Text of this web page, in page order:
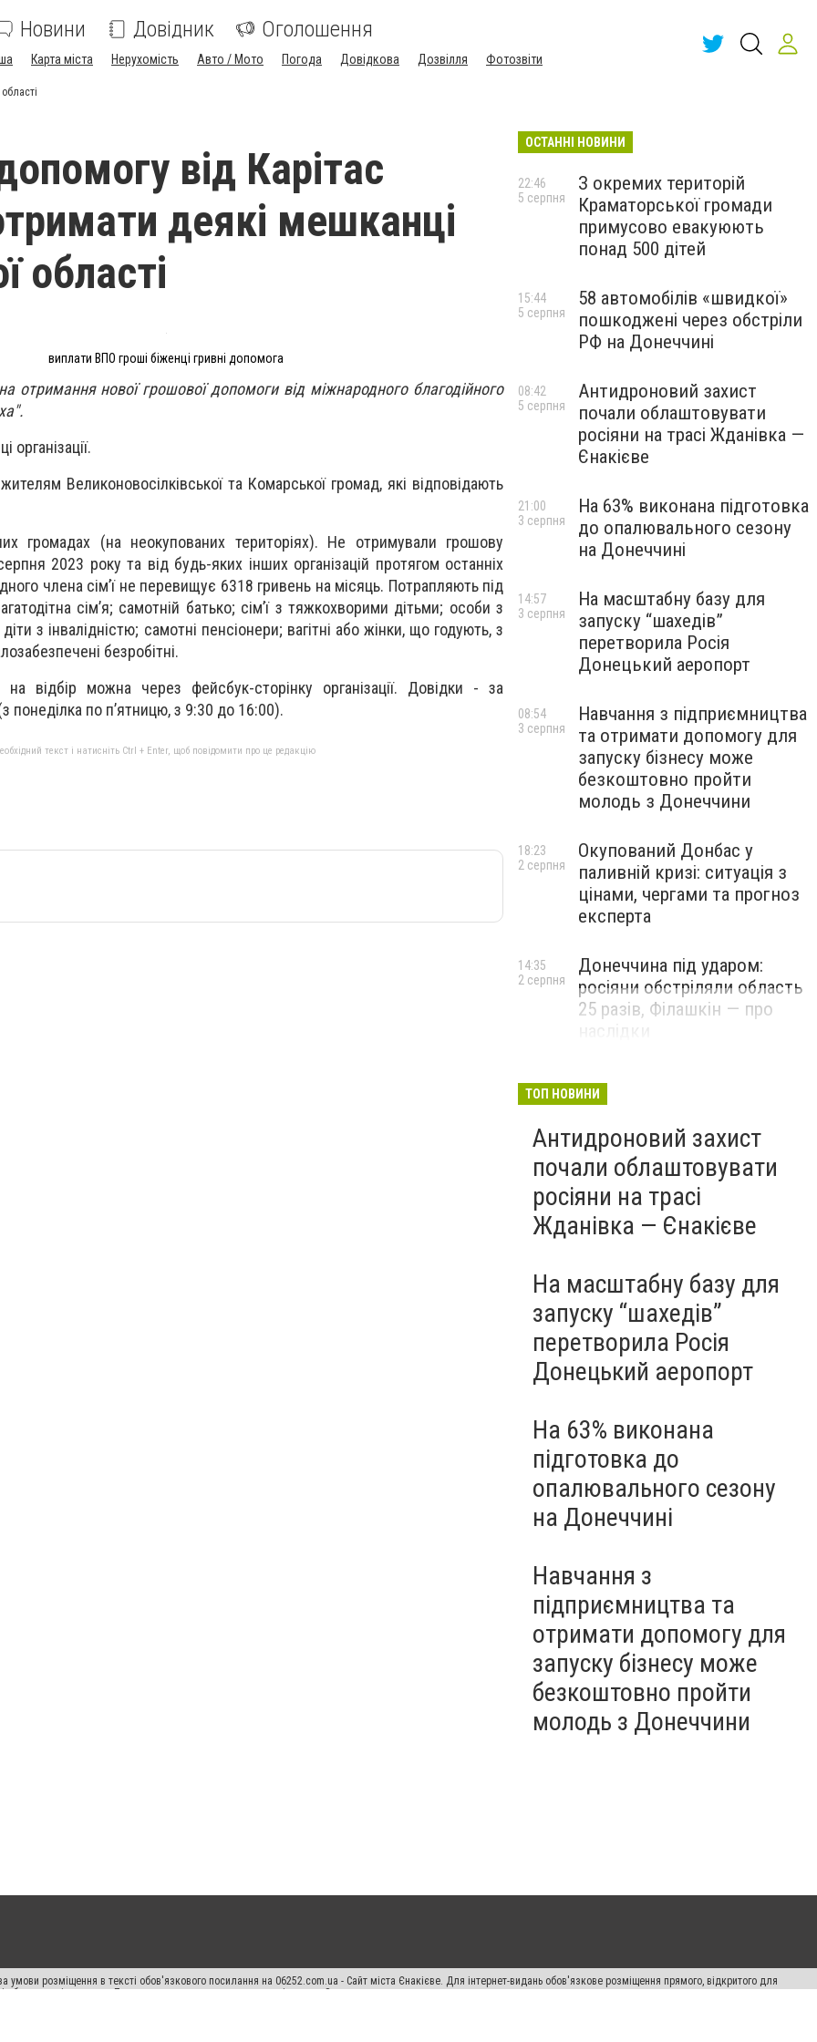
Новини Довідник Оголошення
Карта міста Нерухомість Авто / Мото Погода Довідкова Дозвілля Фотозвіти
від Карітас
деякі мешканці
області
виплати ВПО гроші біженці гривні допомога
отримання нової грошової допомоги від міжнародного благодійного
організації.
Великоновосілківської та Комарської громад, які відповідають
громадах (на неокупованих територіях). Не отримували грошову
2023 року та від будь-яких інших організацій протягом останніх
члена сім’ї не перевищує 6318 гривень на місяць. Потрапляють під
сім’я; самотній батько; сім’ї з тяжкохворими дітьми; особи з
з інвалідністю; самотні пенсіонери; вагітні або жінки, що годують, з
безробітні.
відбір можна через фейсбук-сторінку організації. Довідки - за
понеділка по п’ятницю, з 9:30 до 16:00).
текст і натисніть Ctrl + Enter, щоб повідомити про це редакцію
ОСТАННІ НОВИНИ
З окремих територій
Краматорської громади
примусово евакуюють
понад 500 дітей
22:46
5 серпня
58 автомобілів «швидкої»
пошкоджені через обстріли
РФ на Донеччині
15:44
5 серпня
Антидроновий захист
почали облаштовувати
росіяни на трасі Жданівка —
Єнакієве
08:42
5 серпня
На 63% виконана підготовка
до опалювального сезону
на Донеччині
21:00
3 серпня
На масштабну базу для
запуску “шахедів”
перетворила Росія
Донецький аеропорт
14:57
3 серпня
Навчання з підприємництва
та отримати допомогу для
запуску бізнесу може
безкоштовно пройти
молодь з Донеччини
08:54
3 серпня
Окупований Донбас у
паливній кризі: ситуація з
цінами, чергами та прогноз
експерта
18:23
2 серпня
Донеччина під ударом:
росіяни обстріляли область
25 разів, Філашкін — про
14:35
2 серпня
ТОП НОВИНИ
Антидроновий захист
почали облаштовувати
росіяни на трасі
Жданівка — Єнакієве
На масштабну базу для
запуску “шахедів”
перетворила Росія
Донецький аеропорт
На 63% виконана
підготовка до
опалювального сезону
на Донеччині
Навчання з
підприємництва та
отримати допомогу для
запуску бізнесу може
безкоштовно пройти
молодь з Донеччини
умови розміщення в тексті обов'язкового посилання на 06252.com.ua - Сайт міста Єнакієве. Для інтернет-видань обов'язкове розміщення прямого, відкритого для
або в якості джерела. Порушення виняткових прав переслідується Законом.